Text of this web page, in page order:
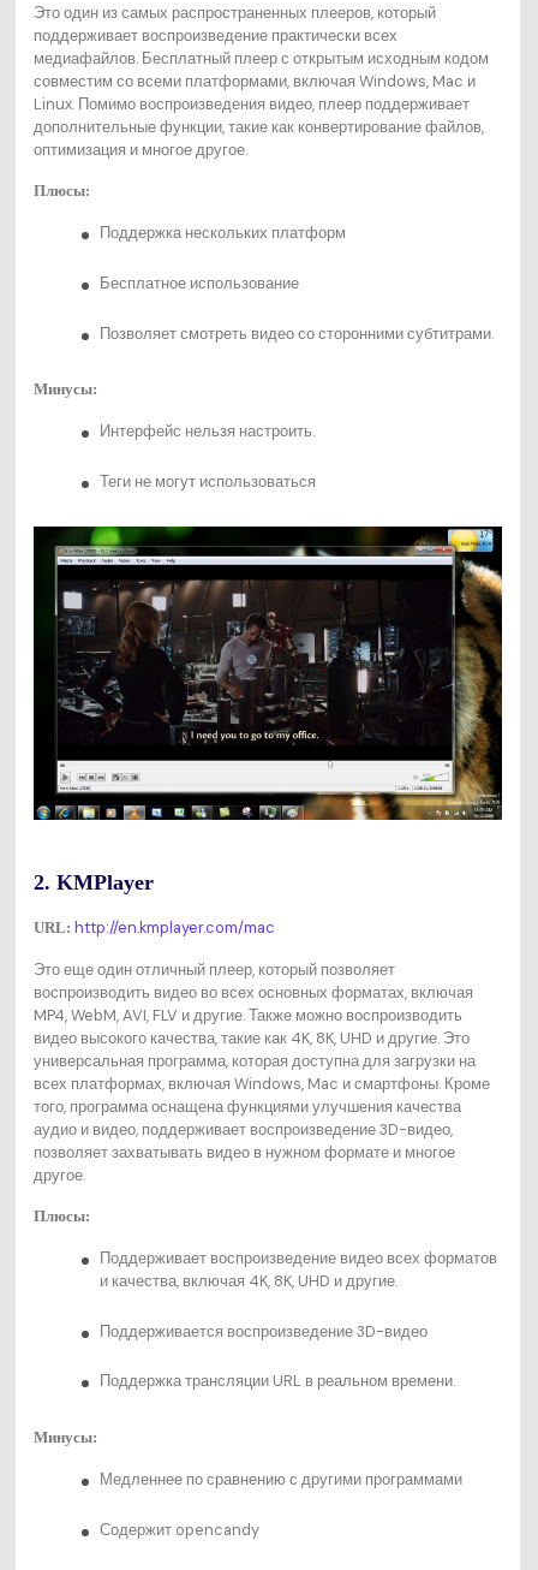
Это один из самых распространенных плееров, который
поддерживает воспроизведение практически всех
медиафайлов. Бесплатный плеер с открытым исходным кодом
совместим со всеми платформами, включая Windows, Mac и
Linux. Помимо воспроизведения видео, плеер поддерживает
дополнительные функции, такие как конвертирование файлов,
оптимизация и многое другое.
Плюсы:
Поддержка нескольких платформ
Бесплатное использование
Позволяет смотреть видео со сторонними субтитрами.
Минусы:
Интерфейс нельзя настроить.
Теги не могут использоваться
2. KMPlayer
URL: http://en.kmplayer.com/mac
Это еще один отличный плеер, который позволяет
воспроизводить видео во всех основных форматах, включая
MP4, WebM, AVI, FLV и другие. Также можно воспроизводить
видео высокого качества, такие как 4K, 8K, UHD и другие. Это
универсальная программа, которая доступна для загрузки на
всех платформах, включая Windows, Mac и смартфоны. Кроме
того, программа оснащена функциями улучшения качества
аудио и видео, поддерживает воспроизведение 3D-видео,
позволяет захватывать видео в нужном формате и многое
другое.
Плюсы:
Поддерживает воспроизведение видео всех форматов
и качества, включая 4K, 8K, UHD и другие.
Поддерживается воспроизведение 3D-видео
Поддержка трансляции URL в реальном времени.
Минусы:
Медленнее по сравнению с другими программами
Содержит opencandy